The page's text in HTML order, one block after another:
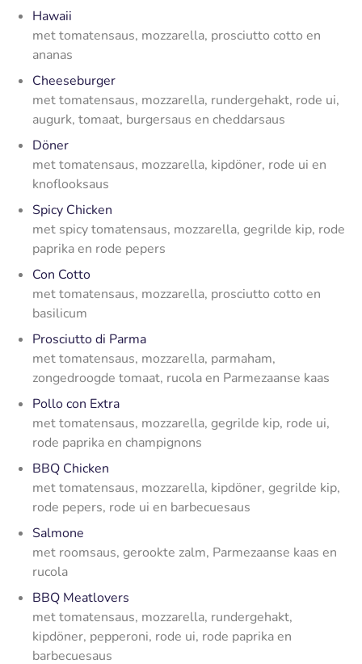
Hawaii
met tomatensaus, mozzarella, prosciutto cotto en
ananas
Cheeseburger
met tomatensaus, mozzarella, rundergehakt, rode ui,
augurk, tomaat, burgersaus en cheddarsaus
Döner
met tomatensaus, mozzarella, kipdöner, rode ui en
knoflooksaus
Spicy Chicken
met spicy tomatensaus, mozzarella, gegrilde kip, rode
paprika en rode pepers
Con Cotto
met tomatensaus, mozzarella, prosciutto cotto en
basilicum
Prosciutto di Parma
met tomatensaus, mozzarella, parmaham,
zongedroogde tomaat, rucola en Parmezaanse kaas
Pollo con Extra
met tomatensaus, mozzarella, gegrilde kip, rode ui,
rode paprika en champignons
BBQ Chicken
met tomatensaus, mozzarella, kipdöner, gegrilde kip,
rode pepers, rode ui en barbecuesaus
Salmone
met roomsaus, gerookte zalm, Parmezaanse kaas en
rucola
BBQ Meatlovers
met tomatensaus, mozzarella, rundergehakt,
kipdöner, pepperoni, rode ui, rode paprika en
barbecuesaus